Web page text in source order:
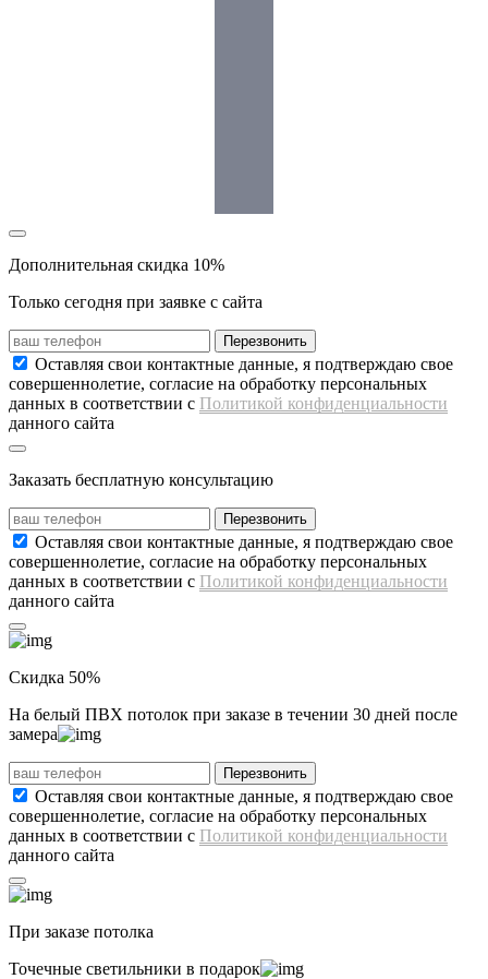
Дополнительная скидка 10%
Только сегодня при заявке с сайта
Перезвонить
Оставляя свои контактные данные, я подтверждаю свое
совершеннолетие, согласие на обработку персональных
данных в соответствии с Политикой конфиденциальности
данного сайта
Заказать бесплатную консультацию
Перезвонить
Оставляя свои контактные данные, я подтверждаю свое
совершеннолетие, согласие на обработку персональных
данных в соответствии с Политикой конфиденциальности
данного сайта
Скидка 50%
На белый ПВХ потолок при заказе в течении 30 дней после
замера
Перезвонить
Оставляя свои контактные данные, я подтверждаю свое
совершеннолетие, согласие на обработку персональных
данных в соответствии с Политикой конфиденциальности
данного сайта
При заказе потолка
Точечные светильники в подарок